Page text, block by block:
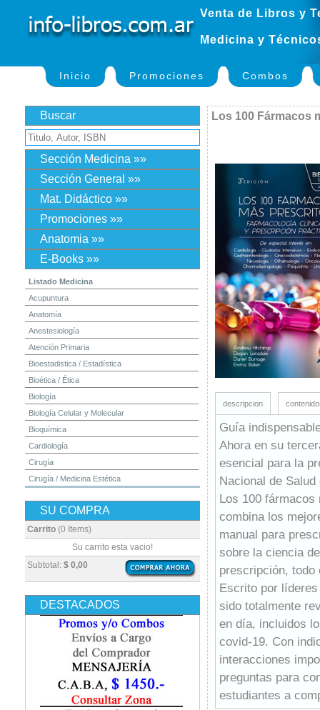
Venta de Libros y
Medicina y
Inicio Promociones Combos
Buscar
Sección Medicina »»
Sección General »»
Mat. Didáctico »»
Promociones »»
Anatomia »»
E-Books »»
Listado Medicina
Acupuntura
Anatomía
Anestesiología
Atención Primaria
Bioestadistica / Estadística
Bioética / Ética
Biología
Biología Celular y Molecular
Bioquímica
Cardiología
Cirugía
Cirugía / Medicina Estética
Dermatología
Diagnóstico por Imagen / Radiología
Embriología
Enfermería
Epidemiología
Farmacia / Farmacología
Fisiatría / Kinesiología
Fisiología / Fisiopatología
Fonoaudiología
SU COMPRA
Carrito (0 Items)
Subtotal: $ 0,00
Su carrito esta vacio!
DESTACADOS
Los 100 Fármacos
descripcion
Guía
Ahora en su
esencial para la
Nacional de
Los 100
combina los
manual para
sobre la ciencia
prescripción,
Escrito por
sido totalmente
en día, incluidos
covid-19. Con
interacciones
preguntas para
estudiantes a